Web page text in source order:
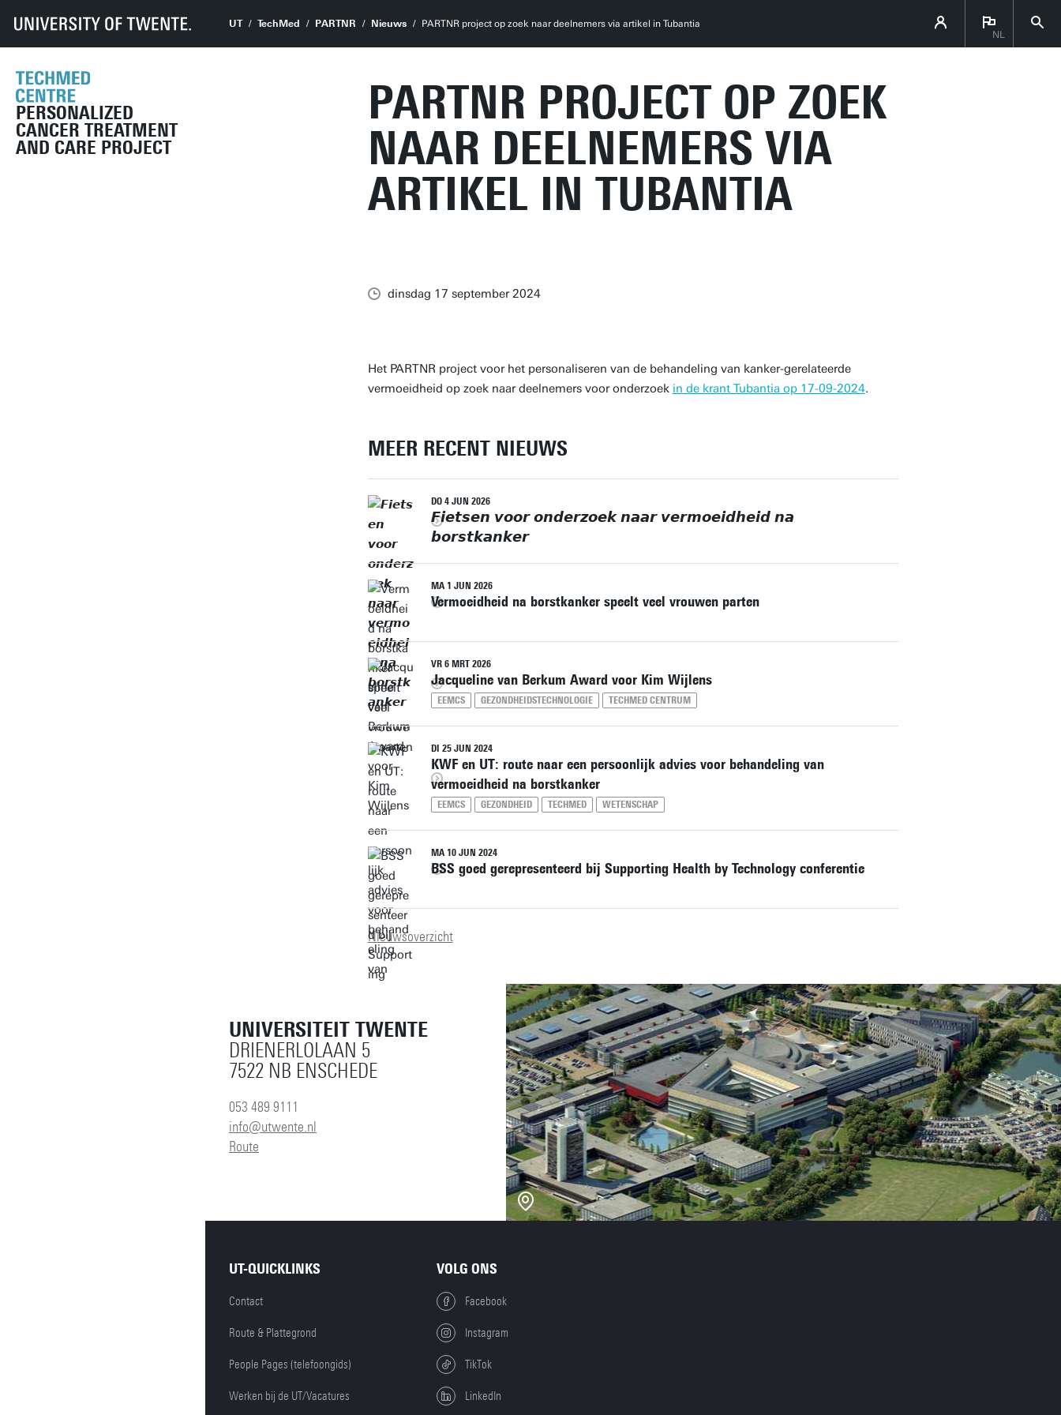
PERSONALIZED
CANCER TREATMENT
AND CARE PROJECT
UT TechMed PARTNR Nieuws
PARTNR project op zoek naar deelnemers via artikel in Tubantia
NL
PARTNR PROJECT OP ZOEK
NAAR DEELNEMERS VIA
ARTIKEL IN TUBANTIA
dinsdag 17 september 2024
Het PARTNR project voor het personaliseren van de behandeling van kanker-gerelateerde
vermoeidheid op zoek naar deelnemers voor onderzoek in de krant Tubantia op 17-09-2024.
MEER RECENT NIEUWS
DO 4 JUN 2026
𝙁𝙞𝙚𝙩𝙨𝙚𝙣 𝙫𝙤𝙤𝙧 𝙤𝙣𝙙𝙚𝙧𝙯𝙤𝙚𝙠 𝙣𝙖𝙖𝙧 𝙫𝙚𝙧𝙢𝙤𝙚𝙞𝙙𝙝𝙚𝙞𝙙 𝙣𝙖
𝙗𝙤𝙧𝙨𝙩𝙠𝙖𝙣𝙠𝙚𝙧
MA 1 JUN 2026
Vermoeidheid na borstkanker speelt veel vrouwen parten
VR 6 MRT 2026
Jacqueline van Berkum Award voor Kim Wijlens
EEMCS GEZONDHEIDSTECHNOLOGIE TECHMED CENTRUM
DI 25 JUN 2024
KWF en UT: route naar een persoonlijk advies voor behandeling van
vermoeidheid na borstkanker
EEMCS GEZONDHEID TECHMED WETENSCHAP
MA 10 JUN 2024
BSS goed gerepresenteerd bij Supporting Health by Technology conferentie
Nieuwsoverzicht
UNIVERSITEIT TWENTE
DRIENERLOLAAN 5
7522 NB ENSCHEDE
053 489 9111
info@utwente.nl
Route
UT-QUICKLINKS
Contact
Route & Plattegrond
People Pages (telefoongids)
Werken bij de UT/Vacatures
VOLG ONS
Facebook
Instagram
TikTok
LinkedIn